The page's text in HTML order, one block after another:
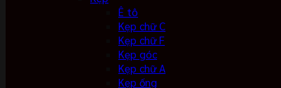
Ê tô
Kẹp chữ C
Kẹp chữ F
Kẹp góc
Kẹp chữ A
Kẹp ống